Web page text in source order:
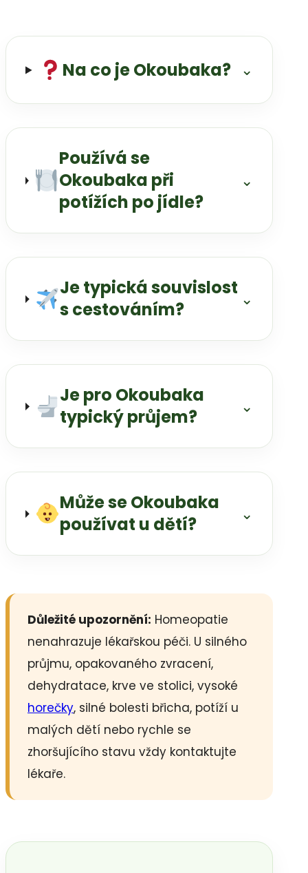
Na co je Okoubaka? ⌄
Používá se
Okoubaka při
potížích po jídle?
⌄
Je typická souvislost
s cestováním?
⌄
Je pro Okoubaka
typický průjem?
⌄
Může se Okoubaka
používat u dětí?
⌄
Důležité upozornění: Homeopatie
nenahrazuje lékařskou péči. U silného
průjmu, opakovaného zvracení,
dehydratace, krve ve stolici, vysoké
horečky, silné bolesti břicha, potíží u
malých dětí nebo rychle se
zhoršujícího stavu vždy kontaktujte
lékaře.